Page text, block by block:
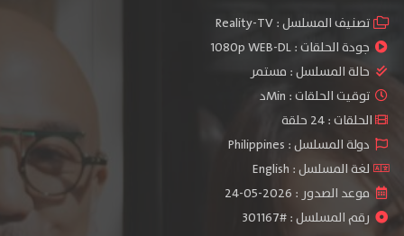
تصنيف المسلسل :Reality-TV
جودة الحلقات :1080p WEB-DL
حالة المسلسل : مستمر
توقيت الحلقات : Minد
الحلقات : 24 حلقة
دولة المسلسل : Philippines
لغة المسلسل : English
موعد الصدور : 2026-05-24
رقم المسلسل : #301167